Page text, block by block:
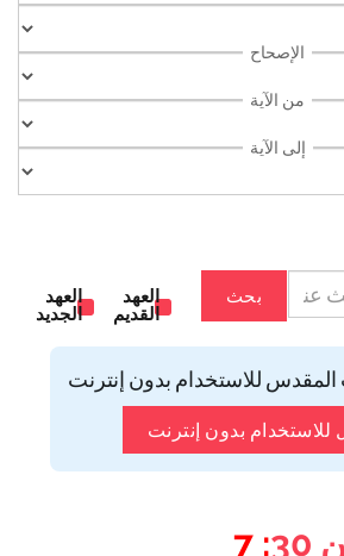
الإصحاح
من الآية
إلى الآية
بحث
العهد
القديم
العهد
الجديد
للاستخدام بدون إنترنت
للاستخدام بدون إنترنت
30
: 7